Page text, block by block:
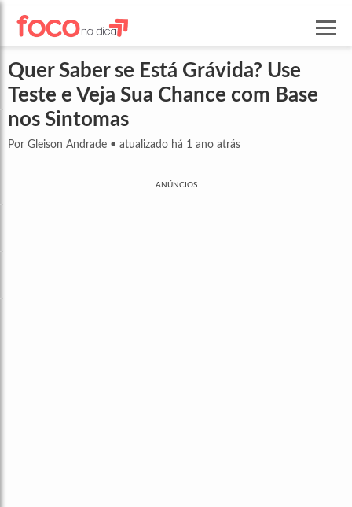
Quer Saber se Está Grávida? Use
Teste e Veja Sua Chance com Base
nos Sintomas
Por Gleison Andrade • atualizado há 1 ano atrás
ANÚNCIOS